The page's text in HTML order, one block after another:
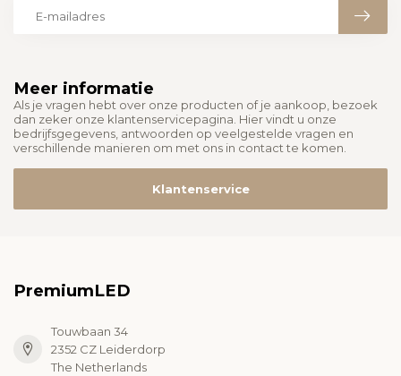
Meer informatie
Als je vragen hebt over onze producten of je aankoop, bezoek
dan zeker onze klantenservicepagina. Hier vindt u onze
bedrijfsgegevens, antwoorden op veelgestelde vragen en
verschillende manieren om met ons in contact te komen.
Klantenservice
PremiumLED
Touwbaan 34
2352 CZ Leiderdorp
The Netherlands